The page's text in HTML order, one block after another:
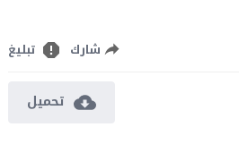
شارك تبليغ
تحميل